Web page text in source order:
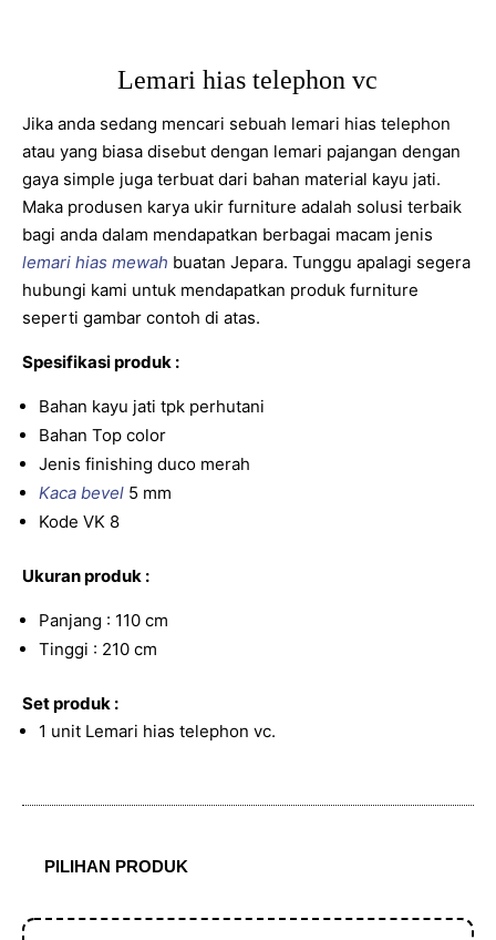
Lemari hias telephon vc
Jika anda sedang mencari sebuah lemari hias telephon
atau yang biasa disebut dengan lemari pajangan dengan
gaya simple juga terbuat dari bahan material kayu jati.
Maka produsen karya ukir furniture adalah solusi terbaik
bagi anda dalam mendapatkan berbagai macam jenis
lemari hias mewah buatan Jepara. Tunggu apalagi segera
hubungi kami untuk mendapatkan produk furniture
seperti gambar contoh di atas.
Spesifikasi produk :
Bahan kayu jati tpk perhutani
Bahan Top color
Jenis finishing duco merah
Kaca bevel 5 mm
Kode VK 8
Ukuran produk :
Panjang : 110 cm
Tinggi : 210 cm
Set produk :
1 unit Lemari hias telephon vc.
PILIHAN PRODUK